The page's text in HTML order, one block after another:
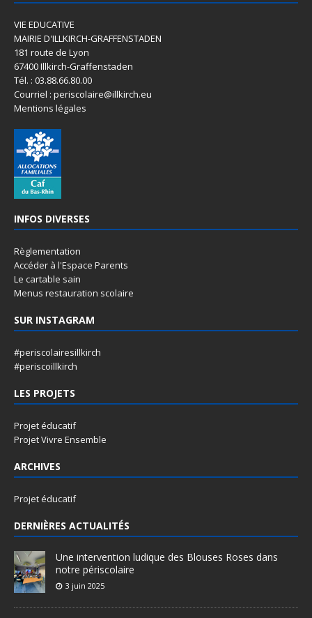
VIE EDUCATIVE
MAIRIE D'ILLKIRCH-GRAFFENSTADEN
181 route de Lyon
67400 Illkirch-Graffenstaden
Tél. : 03.88.66.80.00
Courriel : periscolaire@illkirch.eu
Mentions légales
INFOS DIVERSES
Règlementation
Accéder à l'Espace Parents
Le cartable sain
Menus restauration scolaire
SUR INSTAGRAM
#periscolairesillkirch
#periscoillkirch
LES PROJETS
Projet éducatif
Projet Vivre Ensemble
ARCHIVES
Projet éducatif
DERNIÈRES ACTUALITÉS
Une intervention ludique des Blouses Roses dans
notre périscolaire
3 juin 2025